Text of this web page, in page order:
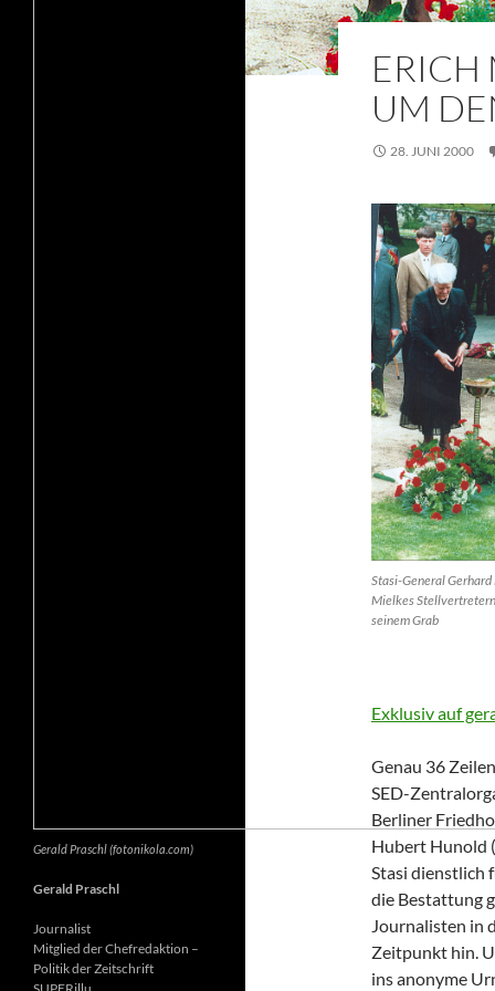
ERICH
UM
28. JUNI 2000
Stasi-General
Mielkes
seinem Grab
Exklusiv auf
Genau 36
SED-
Berliner
Hubert Hunold
Stasi dienstlich
die Bestattung
Journalisten in
Zeitpunkt hin.
ins anonyme
Gerald Praschl (fotonikola.com)
Gerald Praschl
Journalist
Mitglied der Chefredaktion –
Politik der Zeitschrift